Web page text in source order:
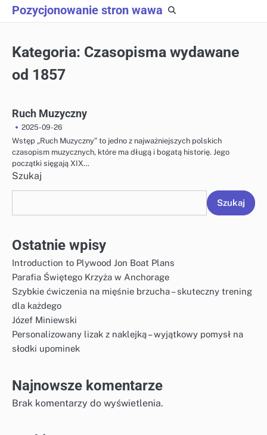
Skip
to
Pozycjonowanie stron wawa
Kategoria: Czasopisma wydawane
od 1857
Ruch Muzyczny
2025-09-26
Wstęp „Ruch Muzyczny” to jedno z najważniejszych polskich
czasopism muzycznych, które ma długą i bogatą historię. Jego
początki sięgają XIX…
Szukaj
Szukaj
Ostatnie wpisy
Introduction to Plywood Jon Boat Plans
Parafia Świętego Krzyża w Anchorage
Szybkie ćwiczenia na mięśnie brzucha – skuteczny trening
dla każdego
Józef Miniewski
Personalizowany lizak z naklejką – wyjątkowy pomysł na
słodki upominek
Najnowsze komentarze
Brak komentarzy do wyświetlenia.